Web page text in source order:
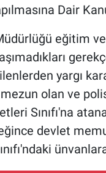
Dair
eğitim
yargı
olan ve
Sınıfı'na
devlet